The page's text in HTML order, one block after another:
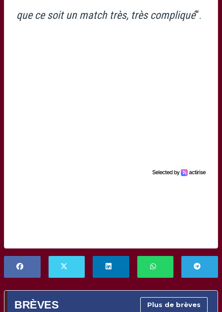
que ce soit un match très, très compliqué“.
BRÈVES Plus de brèves